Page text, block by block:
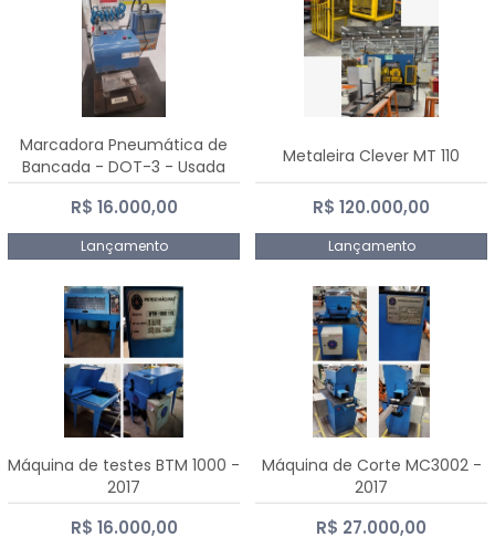
Marcadora Pneumática de
Bancada - DOT-3 - Usada
R$ 16.000,00
Lançamento
Metaleira Clever MT 110
R$ 120.000,00
Lançamento
Máquina de testes BTM 1000 -
2017
R$ 16.000,00
Máquina de Corte MC3002 -
2017
R$ 27.000,00